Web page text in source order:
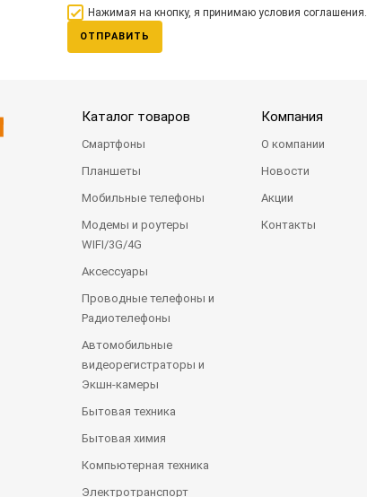
Нажимая на кнопку, я принимаю условия соглашения.
ОТПРАВИТЬ
Каталог товаров
Смартфоны
Планшеты
Мобильные телефоны
Модемы и роутеры
WIFI/3G/4G
Аксессуары
Проводные телефоны и
Радиотелефоны
Автомобильные
видеорегистраторы и
Экшн-камеры
Бытовая техника
Бытовая химия
Компьютерная техника
Электротранспорт
Компания
О компании
Новости
Акции
Контакты